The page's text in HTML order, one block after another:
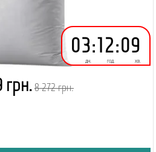
03
дн.
: 12
год.
:09
хв.
грн. 8 272 грн.